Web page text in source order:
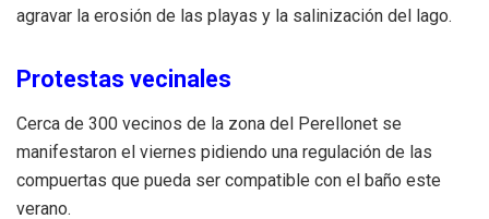
agravar la erosión de las playas y la salinización del lago.
Protestas vecinales
Cerca de 300 vecinos de la zona del Perellonet se
manifestaron el viernes pidiendo una regulación de las
compuertas que pueda ser compatible con el baño este
verano.